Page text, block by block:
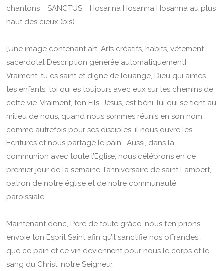
chantons = SANCTUS = Hosanna Hosanna Hosanna au plus
haut des cieux (bis)
[Une image contenant art, Arts créatifs, habits, vêtement
sacerdotal Description générée automatiquement]
Vraiment, tu es saint et digne de louange, Dieu qui aimes
tes enfants, toi qui es toujours avec eux sur les chemins de
cette vie. Vraiment, ton Fils, Jésus, est béni, lui qui se tient au
milieu de nous, quand nous sommes réunis en son nom :
comme autrefois pour ses disciples, il nous ouvre les
Écritures et nous partage le pain. Aussi, dans la
communion avec toute l’Eglise, nous célébrons en ce
premier jour de la semaine, l’anniversaire de saint Lambert,
patron de notre église et de notre communauté
paroissiale.
Maintenant donc, Père de toute grâce, nous t’en prions,
envoie ton Esprit Saint afin qu’il sanctifie nos offrandes :
que ce pain et ce vin deviennent pour nous le corps et le
sang du Christ, notre Seigneur.